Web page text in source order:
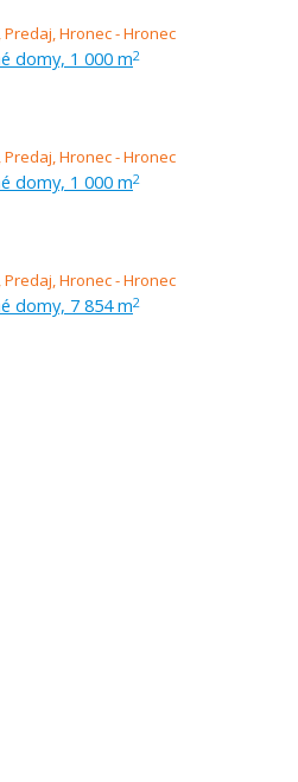
domy, 1 000 m2
domy, 1 000 m2
domy, 7 854 m2